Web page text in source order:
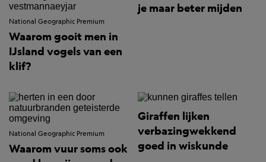
National Geographic Premium
Waarom gooit men in
IJsland vogels van een
klif?
je maar beter mijden
National Geographic Premium
Waarom vuur soms ook
Giraffen lijken
verbazingwekkend
goed in wiskunde